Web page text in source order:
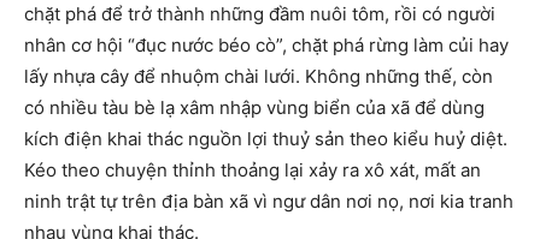
chặt phá để trở thành những đầm nuôi tôm, rồi có người
nhân cơ hội “đục nước béo cò”, chặt phá rừng làm củi hay
lấy nhựa cây để nhuộm chài lưới. Không những thế, còn
có nhiều tàu bè lạ xâm nhập vùng biển của xã để dùng
kích điện khai thác nguồn lợi thuỷ sản theo kiểu huỷ diệt.
Kéo theo chuyện thỉnh thoảng lại xảy ra xô xát, mất an
ninh trật tự trên địa bàn xã vì ngư dân nơi nọ, nơi kia tranh
nhau vùng khai thác.